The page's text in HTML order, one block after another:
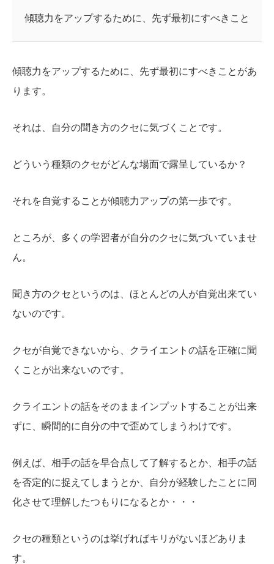
傾聴力をアップするために、先ず最初にすべきこと
傾聴力をアップするために、先ず最初にすべきことがあ
ります。
それは、自分の聞き方のクセに気づくことです。
どういう種類のクセがどんな場面で露呈しているか？
それを自覚することが傾聴力アップの第一歩です。
ところが、多くの学習者が自分のクセに気づいていませ
ん。
聞き方のクセというのは、ほとんどの人が自覚出来てい
ないのです。
クセが自覚できないから、クライエントの話を正確に聞
くことが出来ないのです。
クライエントの話をそのままインプットすることが出来
ずに、瞬間的に自分の中で歪めてしまうわけです。
例えば、相手の話を早合点して了解するとか、相手の話
を否定的に捉えてしまうとか、自分が経験したことに同
化させて理解したつもりになるとか・・・
クセの種類というのは挙げればキリがないほどありま
す。